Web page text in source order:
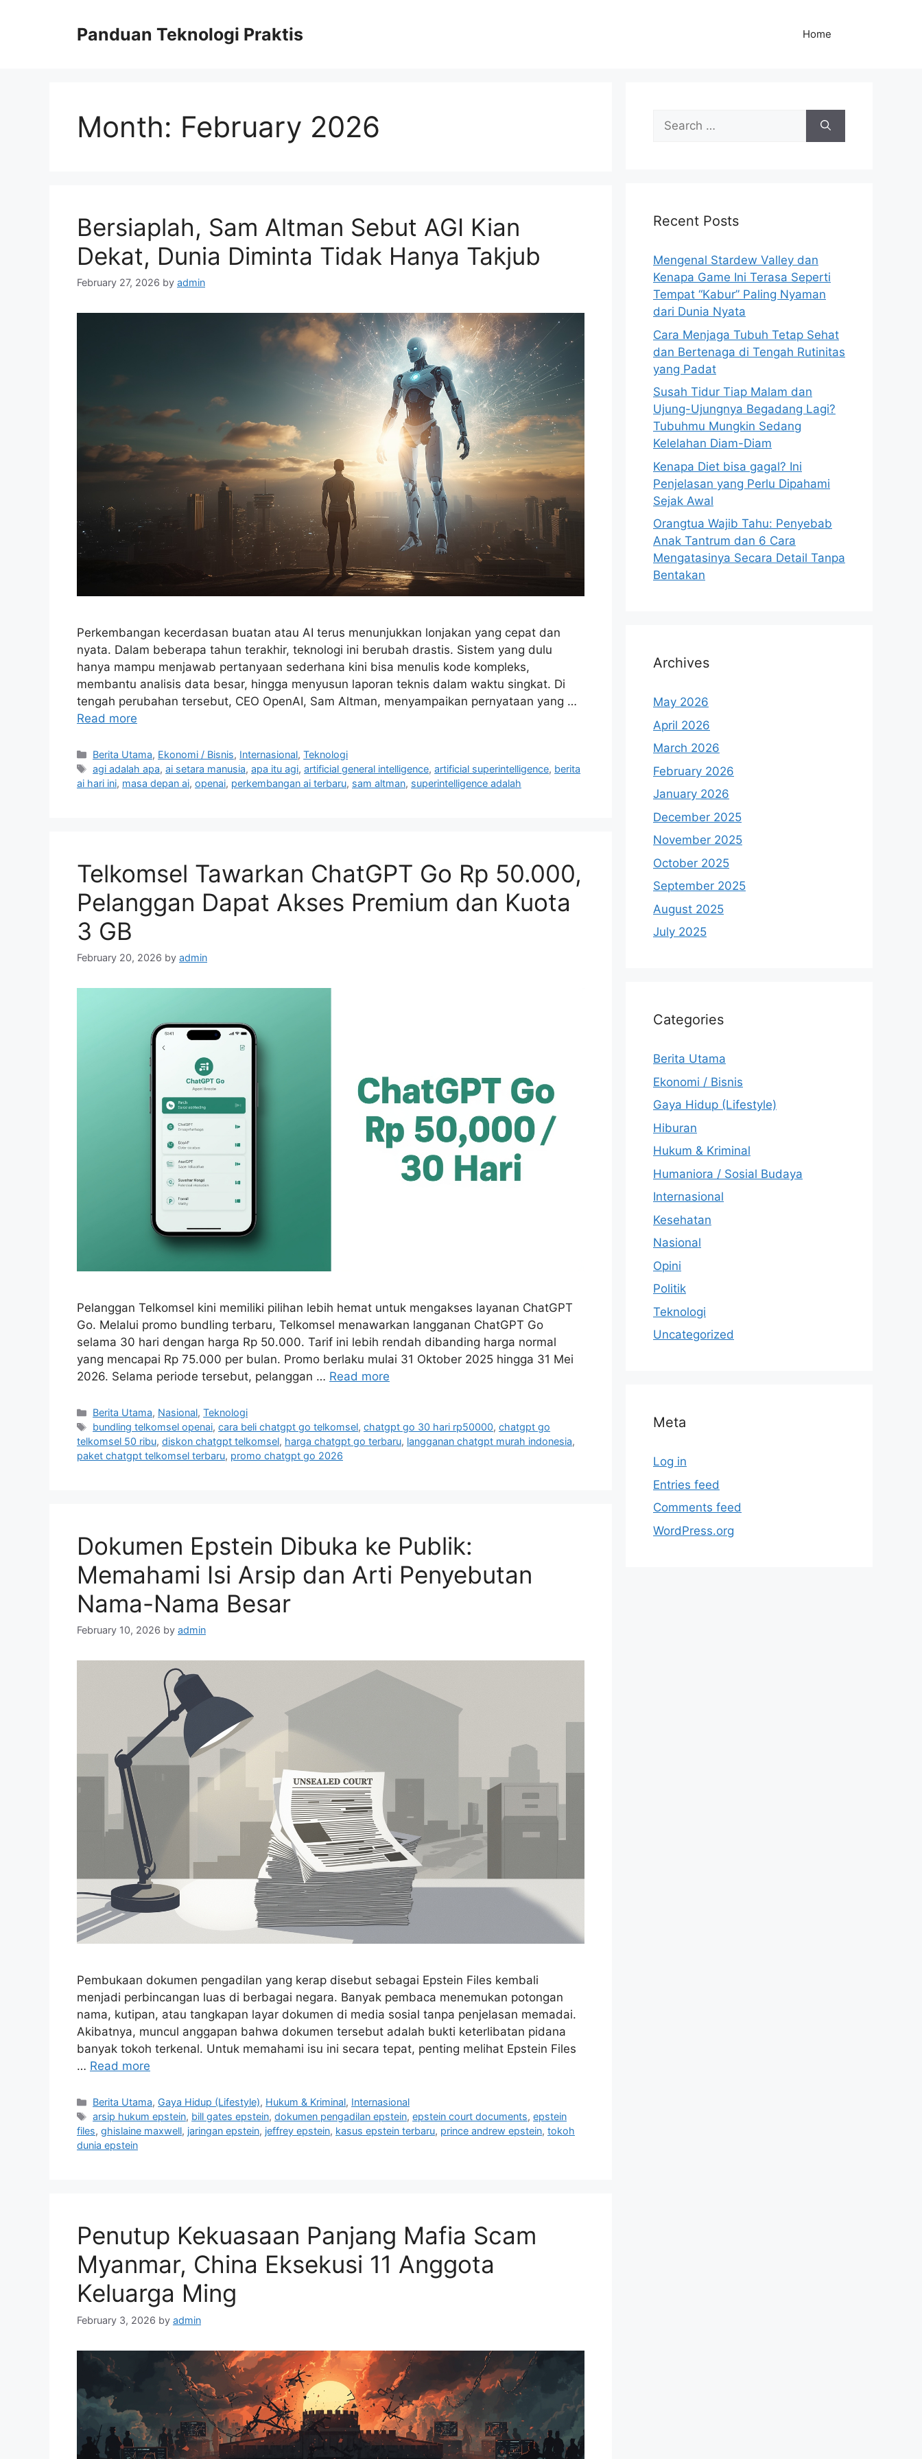
Panduan Teknologi Praktis Home
Month: February 2026
Bersiaplah, Sam Altman Sebut AGI Kian
Dekat, Dunia Diminta Tidak Hanya Takjub
February 27, 2026 by admin
Perkembangan kecerdasan buatan atau AI terus menunjukkan lonjakan yang cepat dan
nyata. Dalam beberapa tahun terakhir, teknologi ini berubah drastis. Sistem yang dulu
hanya mampu menjawab pertanyaan sederhana kini bisa menulis kode kompleks,
membantu analisis data besar, hingga menyusun laporan teknis dalam waktu singkat. Di
tengah perubahan tersebut, CEO OpenAI, Sam Altman, menyampaikan pernyataan yang …
Read more
C
a
t
e
s
Berita Utama, Ekonomi / Bisnis, Internasional,Teknologi
T
a
agi adalah apa,ai setara manusia,apa itu agi,artificial general intelligence,artificial superintelligence, berita
ai hari ini, masa depan ai, openai, perkembangan ai terbaru, sam altman, superintelligence adalah
Telkomsel Tawarkan ChatGPT Go Rp 50.000,
Pelanggan Dapat Akses Premium dan Kuota
3 GB
February 20, 2026 by admin
Pelanggan Telkomsel kini memiliki pilihan lebih hemat untuk mengakses layanan ChatGPT
Go. Melalui promo bundling terbaru, Telkomsel menawarkan langganan ChatGPT Go
selama 30 hari dengan harga Rp 50.000. Tarif ini lebih rendah dibanding harga normal
yang mencapai Rp 75.000 per bulan. Promo berlaku mulai 31 Oktober 2025 hingga 31 Mei
2026. Selama periode tersebut, pelanggan … Read more
C
a
t
e
s
Berita Utama, Nasional,Teknologi
T
a
g
bundling telkomsel openai,cara beli chatgpt go telkomsel,chatgpt go 30 hari rp50000,chatgpt go
telkomsel 50 ribu, diskon chatgpt telkomsel, harga chatgpt go terbaru, langganan chatgpt murah indonesia,
paket chatgpt telkomsel terbaru, promo chatgpt go 2026
Dokumen Epstein Dibuka ke Publik:
Memahami Isi Arsip dan Arti Penyebutan
Nama-Nama Besar
February 10, 2026 by admin
Pembukaan dokumen pengadilan yang kerap disebut sebagai Epstein Files kembali
menjadi perbincangan luas di berbagai negara. Banyak pembaca menemukan potongan
nama, kutipan, atau tangkapan layar dokumen di media sosial tanpa penjelasan memadai.
Akibatnya, muncul anggapan bahwa dokumen tersebut adalah bukti keterlibatan pidana
banyak tokoh terkenal. Untuk memahami isu ini secara tepat, penting melihat Epstein Files
… Read more
C
a
t
e
s
Berita Utama, Gaya Hidup (Lifestyle), Hukum & Kriminal, Internasional
T
a
g
arsip hukum epstein, bill gates epstein,dokumen pengadilan epstein,epstein court documents,epstein
files, ghislaine maxwell, jaringan epstein, jeffrey epstein, kasus epstein terbaru, prince andrew epstein, tokoh
dunia epstein
Penutup Kekuasaan Panjang Mafia Scam
Myanmar, China Eksekusi 11 Anggota
Keluarga Ming
February 3, 2026 by admin
f
r
:
Recent Posts
Mengenal Stardew Valley dan
Kenapa Game Ini Terasa Seperti
Tempat “Kabur” Paling Nyaman
dari Dunia Nyata
Cara Menjaga Tubuh Tetap Sehat
dan Bertenaga di Tengah Rutinitas
yang Padat
Susah Tidur Tiap Malam dan
Ujung-Ujungnya Begadang Lagi?
Tubuhmu Mungkin Sedang
Kelelahan Diam-Diam
Kenapa Diet bisa gagal? Ini
Penjelasan yang Perlu Dipahami
Sejak Awal
Orangtua Wajib Tahu: Penyebab
Anak Tantrum dan 6 Cara
Mengatasinya Secara Detail Tanpa
Bentakan
Archives
May 2026
April 2026
March 2026
February 2026
January 2026
December 2025
November 2025
October 2025
September 2025
August 2025
July 2025
Categories
Berita Utama
Ekonomi / Bisnis
Gaya Hidup (Lifestyle)
Hiburan
Hukum & Kriminal
Humaniora / Sosial Budaya
Internasional
Kesehatan
Nasional
Opini
Politik
Teknologi
Uncategorized
Meta
Log in
Entries feed
Comments feed
WordPress.org